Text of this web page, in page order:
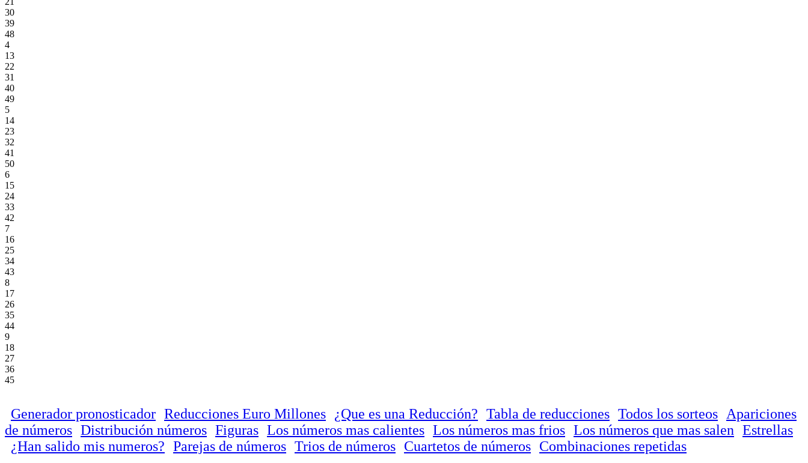
30
39
48
4
13
22
31
40
49
5
14
23
32
41
50
6
15
24
33
42
7
16
25
34
43
8
17
26
35
44
9
18
27
36
45
Generador pronosticador Reducciones Euro Millones ¿Que es una Reducción? Tabla de reducciones Todos los sorteos
Apariciones
de números Distribución números Figuras Los números mas calientes Los números mas frios Los números que mas salen Estrellas
¿Han salido mis numeros? Parejas de números Trios de números Cuartetos de números Combinaciones repetidas